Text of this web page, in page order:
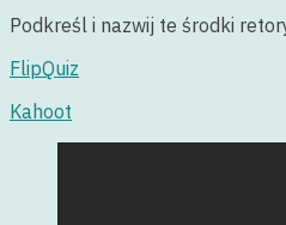
Podkreśl i nazwij te środki
FlipQuiz
Kahoot